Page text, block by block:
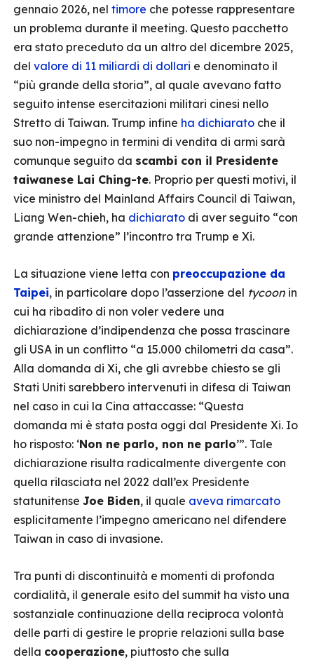
gennaio 2026, nel timore che potesse rappresentare
un problema durante il meeting. Questo pacchetto
era stato preceduto da un altro del dicembre 2025,
del valore di 11 miliardi di dollari e denominato il
“più grande della storia”, al quale avevano fatto
seguito intense esercitazioni militari cinesi nello
Stretto di Taiwan. Trump infine ha dichiarato che il
suo non-impegno in termini di vendita di armi sarà
comunque seguito da scambi con il Presidente
taiwanese Lai Ching-te. Proprio per questi motivi, il
vice ministro del Mainland Affairs Council di Taiwan,
Liang Wen-chieh, ha dichiarato di aver seguito “con
grande attenzione” l’incontro tra Trump e Xi.
La situazione viene letta con preoccupazione da
Taipei, in particolare dopo l’asserzione del tycoon in
cui ha ribadito di non voler vedere una
dichiarazione d’indipendenza che possa trascinare
gli USA in un conflitto “a 15.000 chilometri da casa”.
Alla domanda di Xi, che gli avrebbe chiesto se gli
Stati Uniti sarebbero intervenuti in difesa di Taiwan
nel caso in cui la Cina attaccasse: “Questa
domanda mi è stata posta oggi dal Presidente Xi. Io
ho risposto: ‘Non ne parlo, non ne parlo’”. Tale
dichiarazione risulta radicalmente divergente con
quella rilasciata nel 2022 dall’ex Presidente
statunitense Joe Biden, il quale aveva rimarcato
esplicitamente l’impegno americano nel difendere
Taiwan in caso di invasione.
Tra punti di discontinuità e momenti di profonda
cordialità, il generale esito del summit ha visto una
sostanziale continuazione della reciproca volontà
delle parti di gestire le proprie relazioni sulla base
della cooperazione, piuttosto che sulla